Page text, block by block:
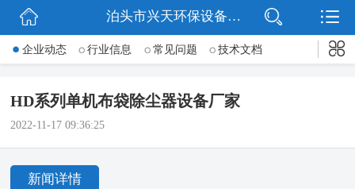
网站首页
新闻动态
泊头市兴天环保设备有限公司
企业动态 行业信息 常见问题 技术文档
HD系列单机布袋除尘器设备厂家
2022-11-17 09:36:25
新闻详情